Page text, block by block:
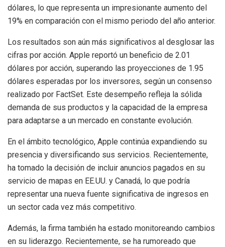
dólares, lo que representa un impresionante aumento del
19% en comparación con el mismo periodo del año anterior.
Los resultados son aún más significativos al desglosar las
cifras por acción. Apple reportó un beneficio de 2.01
dólares por acción, superando las proyecciones de 1.95
dólares esperadas por los inversores, según un consenso
realizado por FactSet. Este desempeño refleja la sólida
demanda de sus productos y la capacidad de la empresa
para adaptarse a un mercado en constante evolución.
En el ámbito tecnológico, Apple continúa expandiendo su
presencia y diversificando sus servicios. Recientemente,
ha tomado la decisión de incluir anuncios pagados en su
servicio de mapas en EE.UU. y Canadá, lo que podría
representar una nueva fuente significativa de ingresos en
un sector cada vez más competitivo.
Además, la firma también ha estado monitoreando cambios
en su liderazgo. Recientemente, se ha rumoreado que